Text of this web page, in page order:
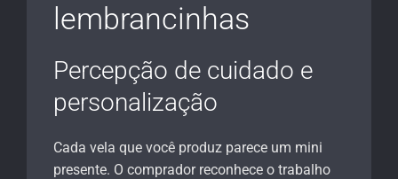
lembrancinhas
Percepção de cuidado e
personalização
Cada vela que você produz parece um mini
presente. O comprador reconhece o trabalho